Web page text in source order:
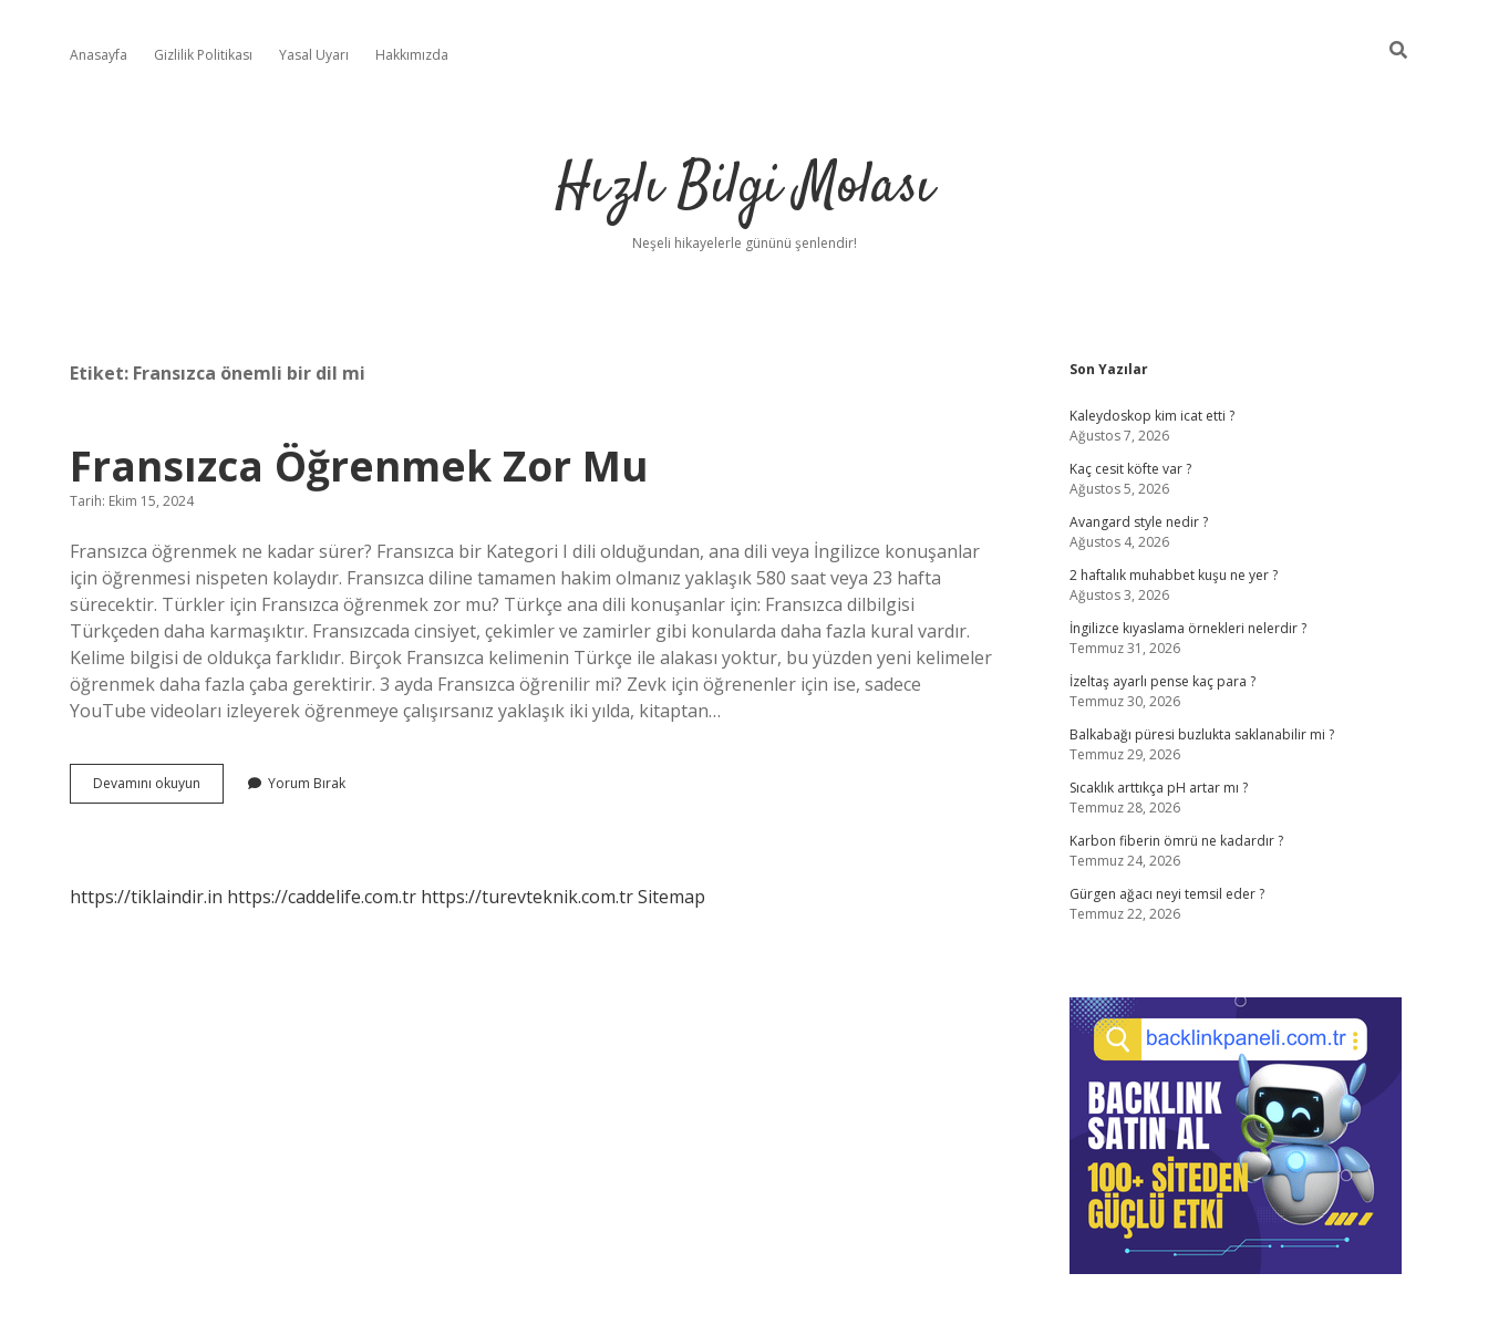
Anasayfa Gizlilik Politikası Yasal Uyarı Hakkımızda
Hızlı Bilgi Molası
Neşeli hikayelerle gününü şenlendir!
Etiket: Fransızca önemli bir dil mi
Fransızca Öğrenmek Zor Mu
Tarih: Ekim 15, 2024
Fransızca öğrenmek ne kadar sürer? Fransızca bir Kategori I dili olduğundan, ana dili veya İngilizce konuşanlar
için öğrenmesi nispeten kolaydır. Fransızca diline tamamen hakim olmanız yaklaşık 580 saat veya 23 hafta
sürecektir. Türkler için Fransızca öğrenmek zor mu? Türkçe ana dili konuşanlar için: Fransızca dilbilgisi
Türkçeden daha karmaşıktır. Fransızcada cinsiyet, çekimler ve zamirler gibi konularda daha fazla kural vardır.
Kelime bilgisi de oldukça farklıdır. Birçok Fransızca kelimenin Türkçe ile alakası yoktur, bu yüzden yeni kelimeler
öğrenmek daha fazla çaba gerektirir. 3 ayda Fransızca öğrenilir mi? Zevk için öğrenenler için ise, sadece
YouTube videoları izleyerek öğrenmeye çalışırsanız yaklaşık iki yılda, kitaptan…
Devamını okuyun Fransızca
Öğrenmek
Yorum Bırak
https://tiklaindir.in https://caddelife.com.tr https://turevteknik.com.trSitemap
Sidebar
Son Yazılar
Kaleydoskop kim icat etti ?
Ağustos 7, 2026
Kaç cesit köfte var ?
Ağustos 5, 2026
Avangard style nedir ?
Ağustos 4, 2026
2 haftalık muhabbet kuşu ne yer ?
Ağustos 3, 2026
İngilizce kıyaslama örnekleri nelerdir ?
Temmuz 31, 2026
İzeltaş ayarlı pense kaç para ?
Temmuz 30, 2026
Balkabağı püresi buzlukta saklanabilir mi ?
Temmuz 29, 2026
Sıcaklık arttıkça pH artar mı ?
Temmuz 28, 2026
Karbon fiberin ömrü ne kadardır ?
Temmuz 24, 2026
Gürgen ağacı neyi temsil eder ?
Temmuz 22, 2026